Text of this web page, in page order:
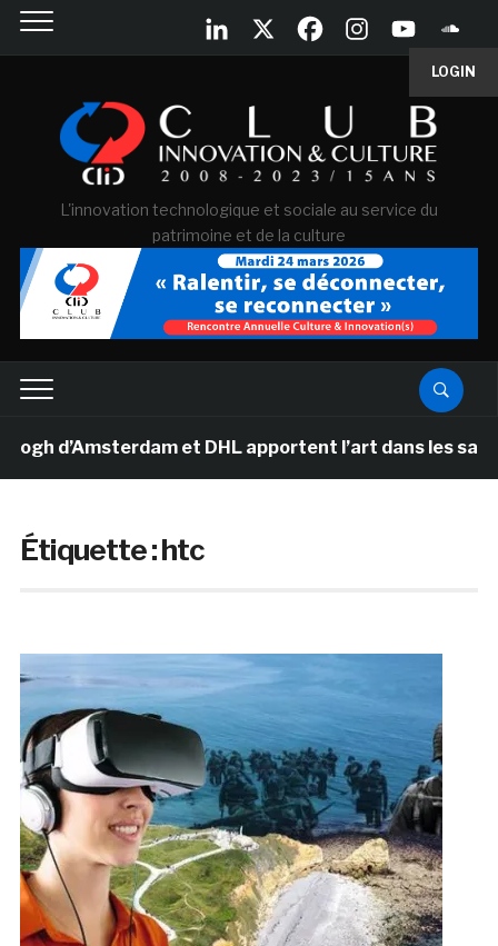
LOGIN
L'innovation technologique et sociale au service du
patrimoine et de la culture
d’Amsterdam et DHL apportent l’art dans les salles
Étiquette :htc